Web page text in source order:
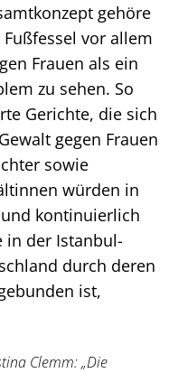
gehöre
vor allem
Frauen als ein
zu sehen. So
Gerichte, die sich
gegen Frauen
sowie
würden in
kontinuierlich
in der Istanbul-
durch deren
ist,
Clemm: „Die